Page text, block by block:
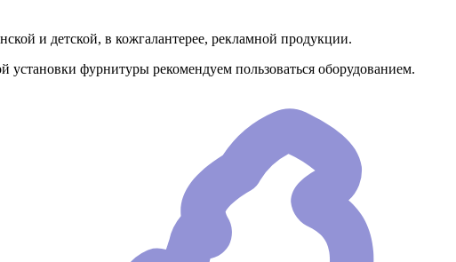
и детской, в кожгалантерее, рекламной продукции.
установки фурнитуры рекомендуем пользоваться оборудованием.